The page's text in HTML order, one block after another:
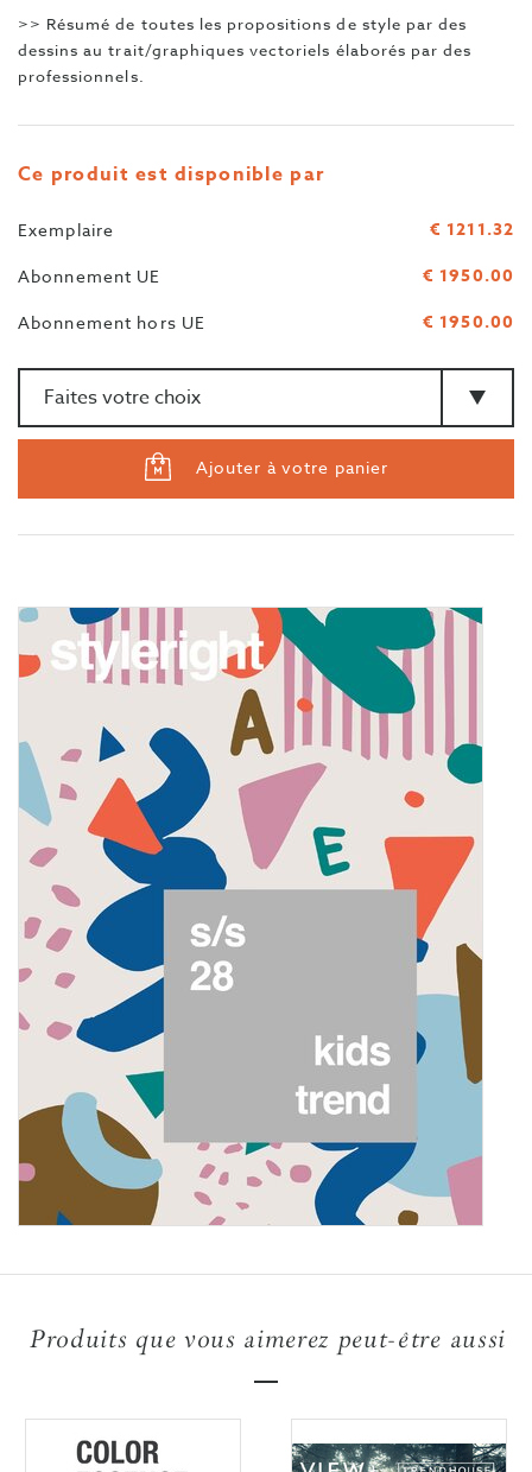
>> Résumé de toutes les propositions de style par des
dessins au trait/graphiques vectoriels élaborés par des
professionnels.
Ce produit est disponible par
Exemplaire € 1211.32
Abonnement UE € 1950.00
Abonnement hors UE
€ 1950.00
Ajouter à votre panier
Produits que vous aimerez peut-être aussi